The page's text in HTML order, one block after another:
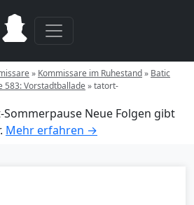
» Kommissare im Ruhestand» Batic
583: Vorstadtballade»tatort-
Neue Folgen gibt
Mehr erfahren →